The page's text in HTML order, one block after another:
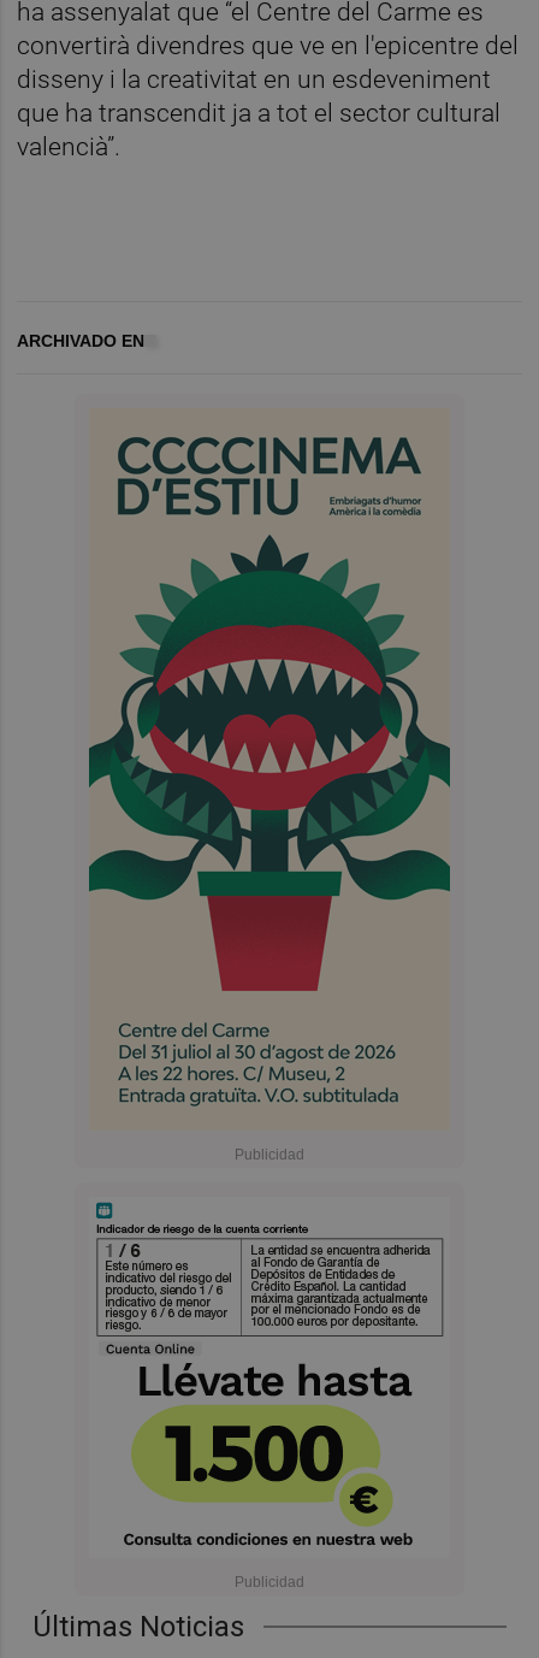
Últimas Noticias
ha assenyalat que “el Centre del Carme es
convertirà divendres que ve en l'epicentre del
disseny i la creativitat en un esdeveniment
que ha transcendit ja a tot el sector cultural
valencià”.
ARCHIVADO EN